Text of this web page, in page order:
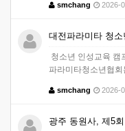
smchang 2026-
대전파라미타 청
청소년 인성교육 캠
파라미타청소년협
smchang 2026-
광주 동원사, 제5